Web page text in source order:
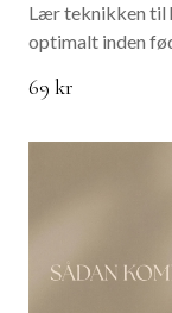
Lær teknikken til
optimalt inden
69 kr